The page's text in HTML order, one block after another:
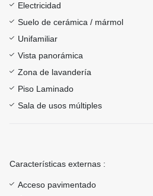
Electricidad
Suelo de cerámica / mármol
Unifamiliar
Vista panorámica
Zona de lavandería
Piso Laminado
Sala de usos múltiples
Características externas :
Acceso pavimentado